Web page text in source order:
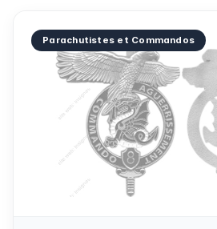
Parachutistes et Commandos